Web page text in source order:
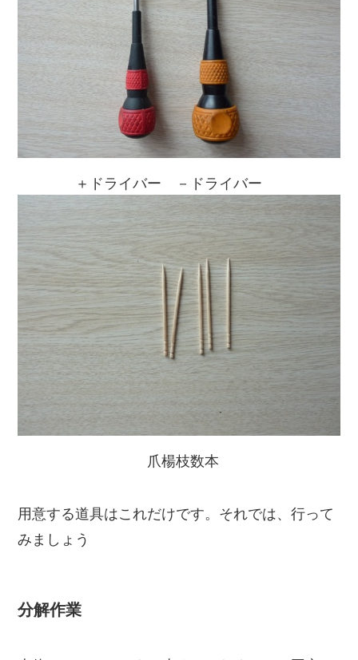
＋ドライバー －ドライバー
爪楊枝数本
用意する道具はこれだけです。それでは、行って
みましょう
分解作業